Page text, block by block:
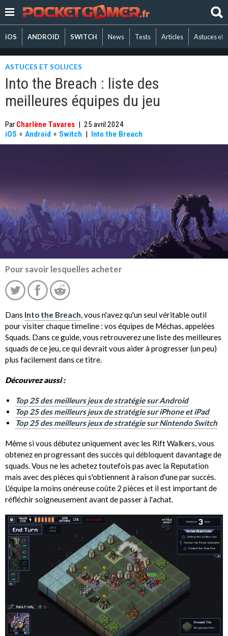
iOS ANDROID SWITCH News Tests Articles Astuces et
ASTUCES ET SOLUCES
Into the Breach : liste des
meilleures équipes du jeu
Par Charlène Tavares | 25 avril 2024
iOS + Android + Switch | Into the Breach
Pour savoir lesquelles acheter
Dans Into the Breach, vous n'avez qu'un seul véritable outil
pour visiter chaque timeline : vos équipes de Méchas, appelées
Squads. Dans ce guide, vous retrouverez une liste des meilleures
squads de ce jeu, ce qui devrait vous aider à progresser (un peu)
plus facilement dans ce titre.
Découvrez aussi :
Top 25 des meilleurs jeux de stratégie sur Android
Top 25 des meilleurs jeux de stratégie sur iPhone et iPad
Top 25 des meilleurs jeux de stratégie sur Nintendo Switch
Même si vous débutez uniquement avec les Rift Walkers, vous
obtenez en progressant des succès qui débloquent davantage de
squads. Vous ne les achetez toutefois pas avec la Reputation
mais avec des pièces qui s'obtiennent à raison d'une par succès.
L'équipe la moins onéreuse coûte 2 pièces et il est important de
réfléchir soigneusement avant de passer à l'achat.